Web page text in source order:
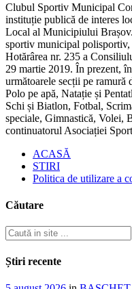
Clubul Sportiv Municipal
instituție publică de interes
Local al Municipiului
sportiv municipal
Hotărârea nr. 235 a
29 martie 2019. În prezent,
următoarele secții pe ramură
Polo pe apă, Natație și
Schi și Biatlon, Fotbal,
speciale, Gimnastică, Volei,
continuatorul Asociației
ACASĂ
STIRI
Politica de utilizare a
Căutare
Știri recente